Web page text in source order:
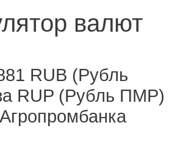
валют
RUB (Рубль
RUP (Рубль ПМР)